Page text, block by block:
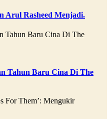
Arul Rasheed Menjadi.
Tahun Baru Cina Di The